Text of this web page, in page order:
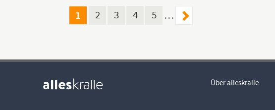
1 2 3 4 5 …
Über alleskralle